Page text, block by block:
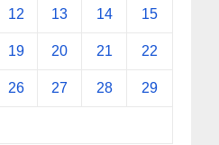
12 13 14 15
19 20 21 22
26 27 28 29